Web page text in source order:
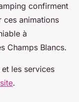
confirment
ces animations
à
Champs Blancs.
les services
.